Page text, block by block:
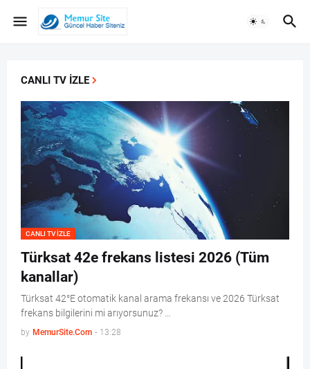
CANLI TV IZLE
CANLI TV IZLE
Türksat 42e frekans listesi 2026 (Tüm
kanallar)
Türksat 42°E otomatik kanal arama frekansı ve 2026 Türksat
frekans bilgilerini mi arıyorsunuz? …
by MemurSite.Com - 13:28